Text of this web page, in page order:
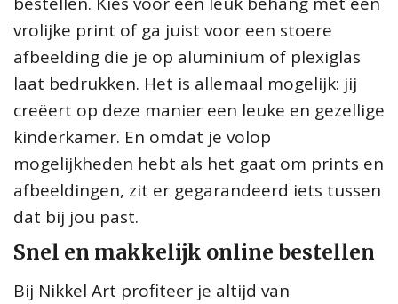
vrolijke print of ga juist voor een stoere
afbeelding die je op aluminium of plexiglas
laat bedrukken. Het is allemaal mogelijk: jij
creëert op deze manier een leuke en gezellige
kinderkamer. En omdat je volop
mogelijkheden hebt als het gaat om prints en
afbeeldingen, zit er gegarandeerd iets tussen
dat bij jou past.
Snel en makkelijk online bestellen
Bij Nikkel Art profiteer je altijd van